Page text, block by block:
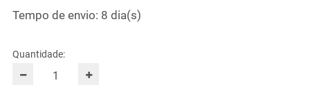
Tempo de envio: 8 dia(s)
Quantidade: